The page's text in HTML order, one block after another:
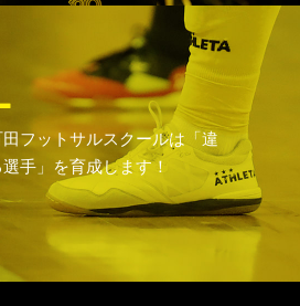
フットサルスクールは「違
手」を育成します！